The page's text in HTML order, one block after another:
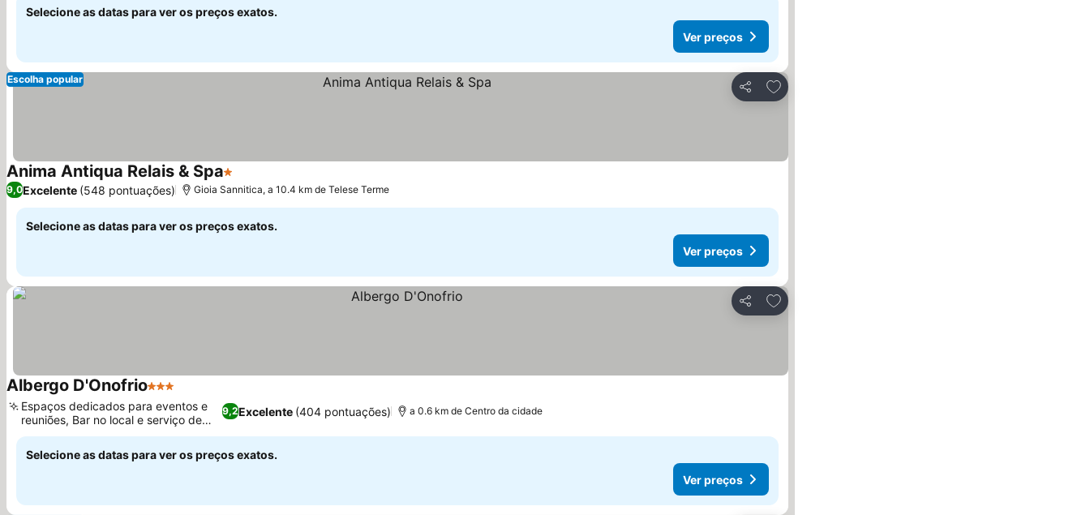
Selecione as datas para ver os preços exatos.
Ver preços
Partilhar
Adicionar aos favoritos
Escolha popular
Anima Antiqua Relais & Spa1 Estrelas
9,0Excelente (548 pontuações) Gioia Sannitica, a 10.4 km de Telese Terme
Selecione as datas para ver os preços exatos.
Ver preços
Partilhar
Adicionar aos favoritos
Albergo D'Onofrio3 Estrelas
9,2Excelente (404 pontuações)
Espaços dedicados para eventos e
reuniões, Bar no local e serviço de
quarto
a 0.6 km de Centro da cidade
Selecione as datas para ver os preços exatos.
Ver preços